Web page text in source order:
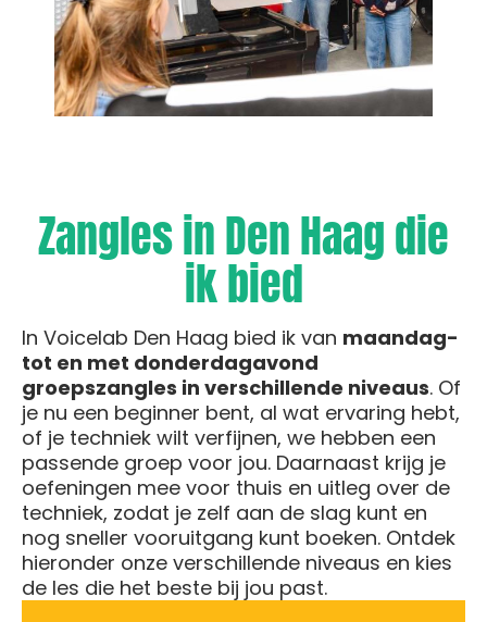
Zangles in Den Haag die
ik bied
In Voicelab Den Haag bied ik van maandag-
tot en met donderdagavond
groepszangles in verschillende niveaus. Of
je nu een beginner bent, al wat ervaring hebt,
of je techniek wilt verfijnen, we hebben een
passende groep voor jou. Daarnaast krijg je
oefeningen mee voor thuis en uitleg over de
techniek, zodat je zelf aan de slag kunt en
nog sneller vooruitgang kunt boeken. Ontdek
hieronder onze verschillende niveaus en kies
de les die het beste bij jou past.